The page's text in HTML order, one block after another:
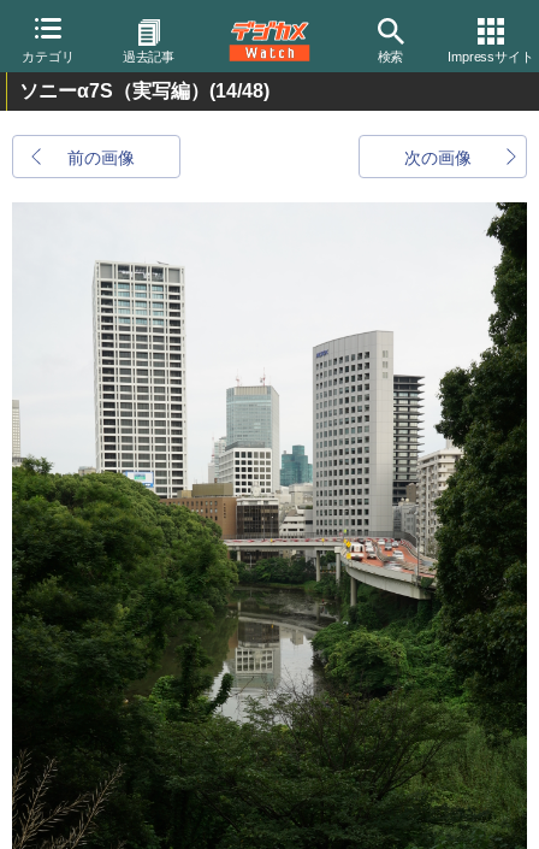
カテゴリ 過去記事 検索 Impressサイト
ソニーα7S（実写編） (14/48)
前の画像 次の画像